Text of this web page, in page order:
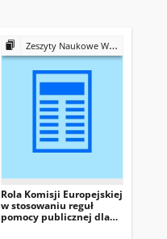
Zeszyty Naukowe Wyższej Szkoły Bankowej we Wrocławiu
Rola Komisji Europejskiej
w stosowaniu reguł
pomocy publicznej dla